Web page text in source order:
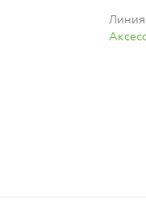
Линия